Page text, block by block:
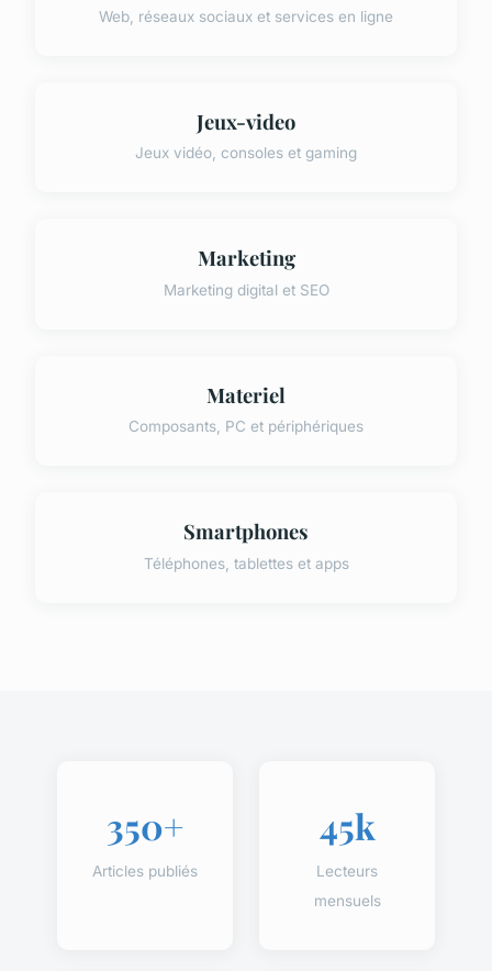
Web, réseaux sociaux et services en ligne
Jeux-video
Jeux vidéo, consoles et gaming
Marketing
Marketing digital et SEO
Materiel
Composants, PC et périphériques
Smartphones
Téléphones, tablettes et apps
350+
Articles publiés
45k
Lecteurs
mensuels